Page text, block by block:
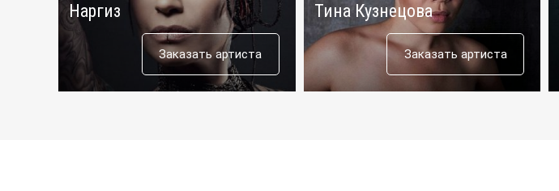
Наргиз
Заказать артиста
Тина Кузнецова
Заказать артиста